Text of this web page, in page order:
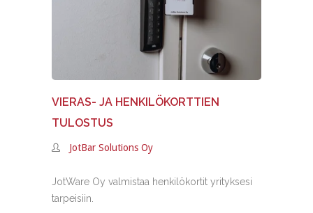
VIERAS- JA HENKILÖKORTTIEN
TULOSTUS
JotBar Solutions Oy
JotWare Oy valmistaa henkilökortit yrityksesi
tarpeisiin.